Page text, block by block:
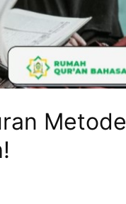
Metode